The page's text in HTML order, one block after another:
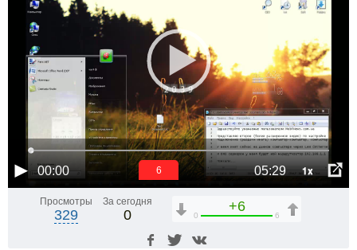
00:00 05:29 1x
6
Просмотры
329
За сегодня
0
+6
0 6